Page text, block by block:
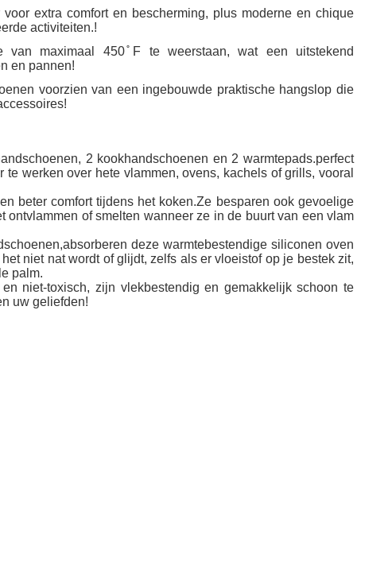
extra comfort en bescherming, plus moderne en chique
activiteiten.!
van maximaal 450 ̊F te weerstaan, wat een uitstekend
en pannen!
voorzien van een ingebouwde praktische hangslop die
2 kookhandschoenen en 2 warmtepads.perfect
werken over hete vlammen, ovens, kachels of grills, vooral
beter comfort tijdens het koken.Ze besparen ook gevoelige
of smelten wanneer ze in de buurt van een vlam
deze warmtebestendige siliconen oven
niet nat wordt of glijdt, zelfs als er vloeistof op je bestek zit,
palm.
niet-toxisch, zijn vlekbestendig en gemakkelijk schoon te
uw geliefden!